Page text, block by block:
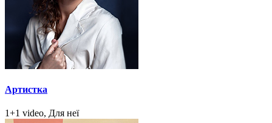
Артистка
1+1 video, Для неї